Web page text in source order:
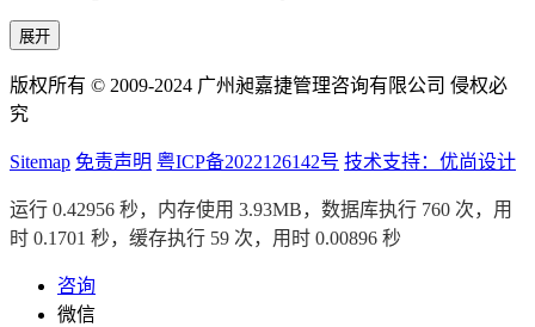
展开
版权所有 © 2009-2024 广州昶嘉捷管理咨询有限公司 侵权必
究
Sitemap 免责声明 粤ICP备2022126142号 技术支持：优尚设计
运行 0.42956 秒，内存使用 3.93MB，数据库执行 760 次，用
时 0.1701 秒，缓存执行 59 次，用时 0.00896 秒
咨询
微信